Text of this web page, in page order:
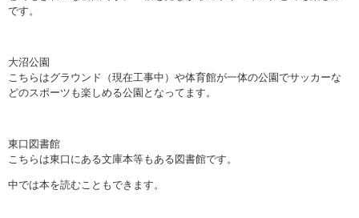
です。
大沼公園
こちらはグラウンド（現在工事中）や体育館が一体の公園でサッカーな
どのスポーツも楽しめる公園となってます。
東口図書館
こちらは東口にある文庫本等もある図書館です。
中では本を読むこともできます。